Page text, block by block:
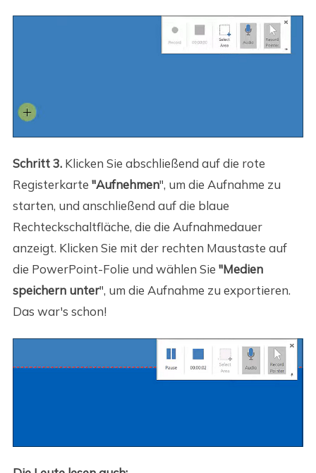
Schritt 3. Klicken Sie abschließend auf die rote
Registerkarte "Aufnehmen", um die Aufnahme zu
starten, und anschließend auf die blaue
Rechteckschaltfläche, die die Aufnahmedauer
anzeigt. Klicken Sie mit der rechten Maustaste auf
die PowerPoint-Folie und wählen Sie "Medien
speichern unter", um die Aufnahme zu exportieren.
Das war's schon!